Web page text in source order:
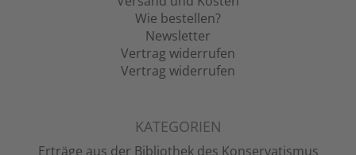
Wie bestellen?
Newsletter
Vertrag widerrufen
Vertrag widerrufen
KATEGORIEN
Erträge aus der Bibliothek des Konservatismus